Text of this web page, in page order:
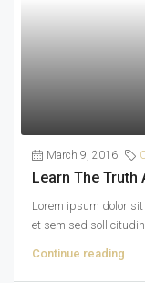
March 9, 2016
Learn The Truth
Lorem ipsum dolor
et sem sed sollicitudin.
Continue reading